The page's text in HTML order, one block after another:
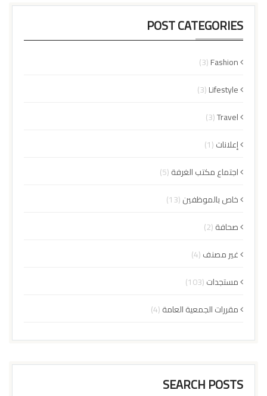
POST CATEGORIES
Fashion
(3)
Lifestyle
(3)
Travel
(3)
إعلانات(1)
اجتماع مكتب الغرفة(5)
خاص بالموظفين(13)
صحافة(2)
غير مصنف(4)
مستجدات(103)
مقررات الجمعية العامة(4)
SEARCH POSTS